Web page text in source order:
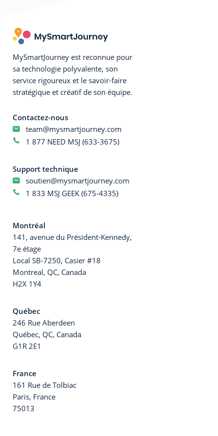
MySmartJourney est reconnue pour
sa technologie polyvalente, son
service rigoureux et le savoir-faire
stratégique et créatif de son équipe.
Contactez-nous
team@mysmartjourney.com
1 877 NEED MSJ (633-3675)
Support technique
soutien@mysmartjourney.com
1 833 MSJ GEEK (675-4335)
Montréal
141, avenue du Président-Kennedy,
7e étage
Local SB-7250, Casier #18
Montreal, QC, Canada
H2X 1Y4
Québec
246 Rue Aberdeen
Québec, QC, Canada
G1R 2E1
France
161 Rue de Tolbiac
Paris, France
75013